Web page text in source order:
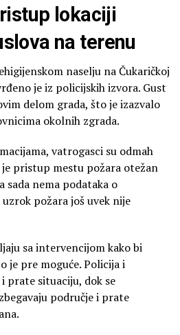
lokaciji
na terenu
naselju na Čukaričkoj
je iz policijskih izvora. Gust
delom grada, što je izazvalo
okolnih zgrada.
vatrogasci su odmah
pristup mestu požara otežan
sada nema podataka o
požara još uvek nije
sa intervencijom kako bi
je pre moguće. Policija i
prate situaciju, dok se
područje i prate